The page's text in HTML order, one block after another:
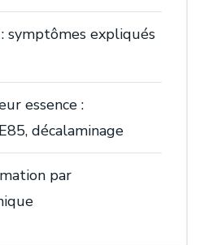
symptômes expliqués
essence :
décalaminage
par